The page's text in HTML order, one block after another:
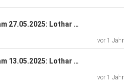
Marktgespräch am 27.05.2025: Lothar Albert & Lars Erichsen
vor 1 Jahr
Marktgespräch am 13.05.2025: Lothar Albert & René Berteit
vor 1 Jahr